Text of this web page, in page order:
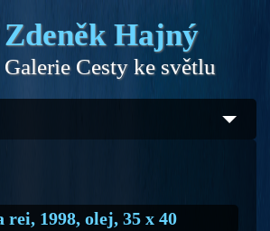
Zdeněk Hajný
Galerie Cesty ke světlu
rei, 1998, olej, 35 x 40